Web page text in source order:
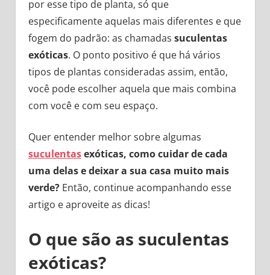
por esse tipo de planta, só que
especificamente aquelas mais diferentes e que
fogem do padrão: as chamadas suculentas
exóticas. O ponto positivo é que há vários
tipos de plantas consideradas assim, então,
você pode escolher aquela que mais combina
com você e com seu espaço.
Quer entender melhor sobre algumas
suculentasexóticas, como cuidar de cada
uma delas e deixar a sua casa muito mais
verde?Então, continue acompanhando esse
artigo e aproveite as dicas!
O que são as suculentas
exóticas?